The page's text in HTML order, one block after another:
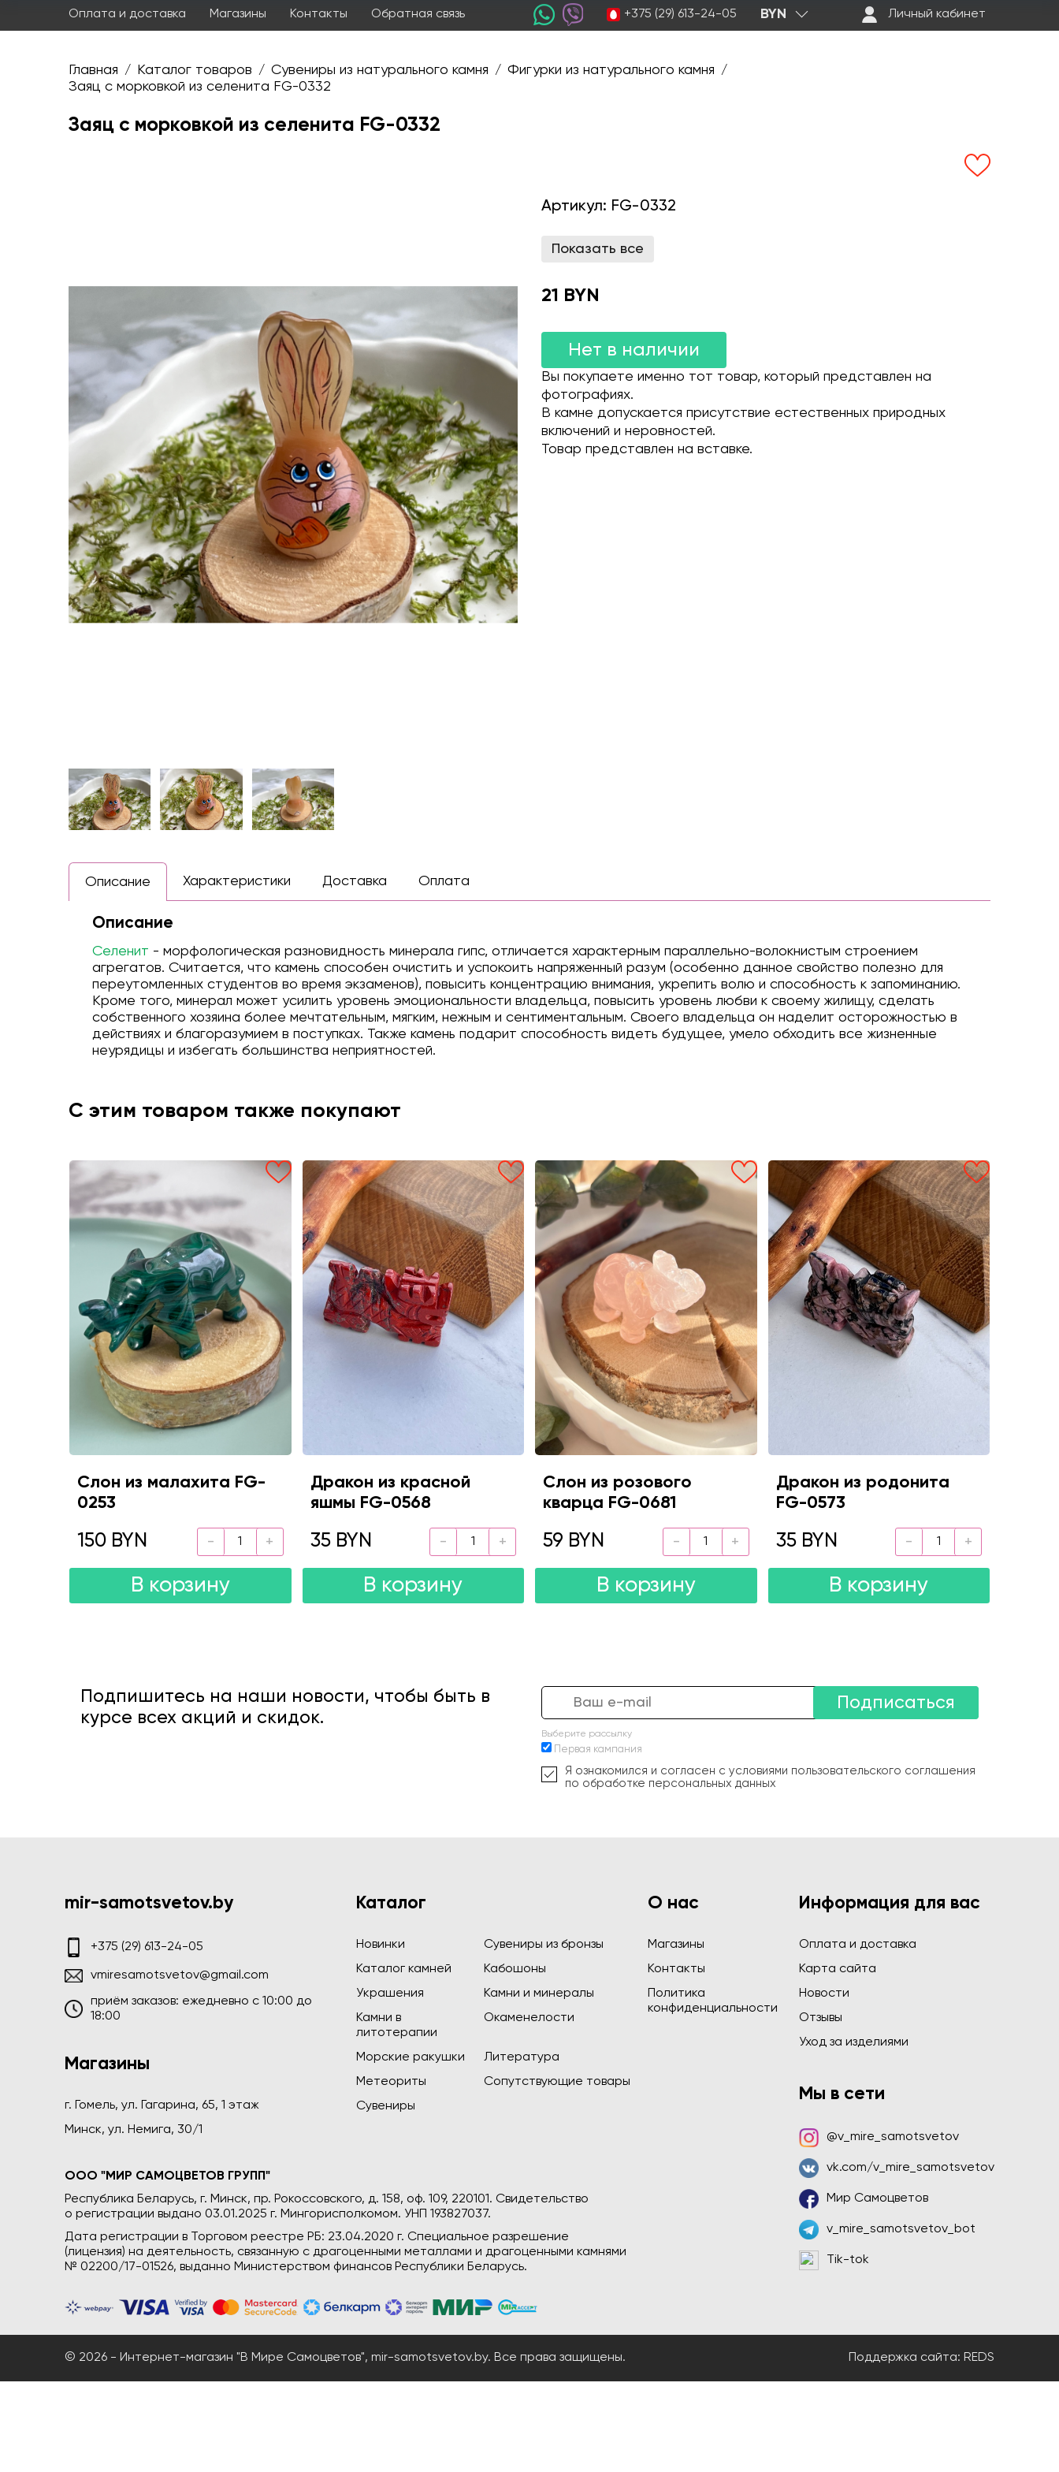
Оплата и доставка Магазины Контакты Обратная связь +375 (29) 613-24-05 BYN Личный кабинет
Главная / Каталог товаров / Сувениры из натурального камня / Фигурки из натурального камня /
Заяц с морковкой из селенита FG-0332
Заяц с морковкой из селенита FG-0332
Артикул: FG-0332
Показать все
21 BYN
Нет в наличии
Вы покупаете именно тот товар, который представлен на
фотографиях.
В камне допускается присутствие естественных природных
включений и неровностей.
Товар представлен на вставке.
Описание Характеристики Доставка Оплата
Описание
Селенит - морфологическая разновидность минерала гипс, отличается характерным параллельно-волокнистым строением
агрегатов. Считается, что камень способен очистить и успокоить напряженный разум (особенно данное свойство полезно для
переутомленных студентов во время экзаменов), повысить концентрацию внимания, укрепить волю и способность к запоминанию.
Кроме того, минерал может усилить уровень эмоциональности владельца, повысить уровень любви к своему жилищу, сделать
собственного хозяина более мечтательным, мягким, нежным и сентиментальным. Своего владельца он наделит осторожностью в
действиях и благоразумием в поступках. Также камень подарит способность видеть будущее, умело обходить все жизненные
неурядицы и избегать большинства неприятностей.
С этим товаром также покупают
Слон из малахита FG-
0253
150 BYN
В корзину
Дракон из красной
яшмы FG-0568
35 BYN
В корзину
Слон из розового
кварца FG-0681
59 BYN
В корзину
Дракон из родонита
FG-0573
35 BYN
В корзину
Подпишитесь на наши новости, чтобы быть в
курсе всех акций и скидок.
Подписаться
Выберите рассылку
Первая кампания
Я ознакомился и согласен с условиями пользовательского соглашения
по обработке персональных данных
mir-samotsvetov.by
+375 (29) 613-24-05
vmiresamotsvetov@gmail.com
приём заказов: ежедневно c 10:00 до
18:00
Магазины
г. Гомель, ул. Гагарина, 65, 1 этаж
Минск, ул. Немига, 30/1
Каталог
Новинки
Сувениры из бронзы
Каталог камней
Кабошоны
Украшения
Камни и минералы
Камни в
литотерапии
Окаменелости
Морские ракушки
Литература
Метеориты
Сопутствующие товары
Сувениры
ООО "МИР САМОЦВЕТОВ ГРУПП"
Республика Беларусь, г. Минск, пр. Рокоссовского, д. 158, оф. 109, 220101. Свидетельство
о регистрации выдано 03.01.2025 г. Мингорисполкомом. УНП 193827037.
Дата регистрации в Торговом реестре РБ: 23.04.2020 г. Специальное разрешение
(лицензия) на деятельность, связанную с драгоценными металлами и драгоценными камнями
№ 02200/17-01526, выданно Министерством финансов Республики Беларусь.
О нас
Магазины
Контакты
Политика
конфиденциальности
Информация для вас
Оплата и доставка
Карта сайта
Новости
Отзывы
Уход за изделиями
Мы в сети
@v_mire_samotsvetov
vk.com/v_mire_samotsvetov
Мир Самоцветов
v_mire_samotsvetov_bot
Tik-tok
© 2026 - Интернет-магазин "В Мире Самоцветов", mir-samotsvetov.by. Все права защищены. Поддержка сайта: REDS